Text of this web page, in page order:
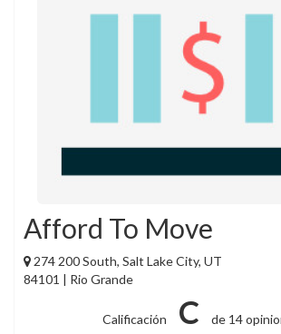
Afford To Move
274 200 South, Salt Lake City, UT
84101 | Rio Grande
Calificación C
de 14